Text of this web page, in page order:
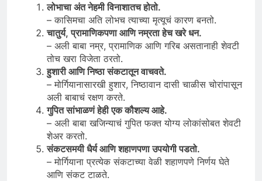
लोभाचा अंत नेहमी विनाशातच होतो.
– कासिमचा अति लोभच त्याच्या मृत्यूचं कारण बनतो.
चातुर्य, प्रामाणिकपणा आणि नम्रता हेच खरे धन.
– अली बाबा नम्र, प्रामाणिक आणि गरिब असतानाही शेवटी
तोच खरा विजेता ठरतो.
हुशारी आणि निष्ठा संकटातून वाचवते.
– मोर्गियानासारखी हुशार, निष्ठावान दासी चाळीस चोरांपासून
अली बाबाचं रक्षण करते.
गुपित सांभाळणं हेही एक कौशल्य आहे.
– अली बाबा खजिन्याचं गुपित फक्त योग्य लोकांसोबत शेवटी
शेअर करतो.
संकटसमयी धैर्य आणि शहाणपणा उपयोगी पडतो.
– मोर्गियाना प्रत्येक संकटाच्या वेळी शहाणपणे निर्णय घेते
आणि संकट टाळते.